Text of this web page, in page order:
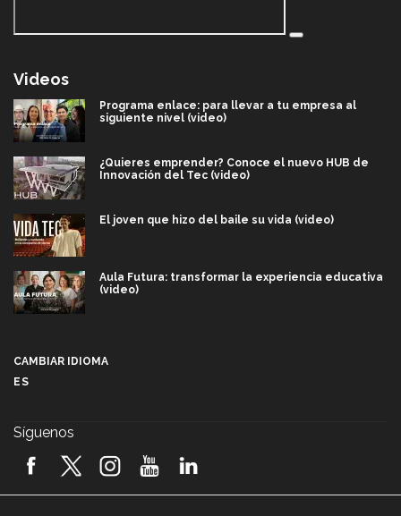
Videos
Programa enlace: para llevar a tu empresa al
siguiente nivel (video)
¿Quieres emprender? Conoce el nuevo HUB de
Innovación del Tec (video)
El joven que hizo del baile su vida (video)
Aula Futura: transformar la experiencia educativa
(video)
2026! (video)
CAMBIAR IDIOMA
ES
Síguenos